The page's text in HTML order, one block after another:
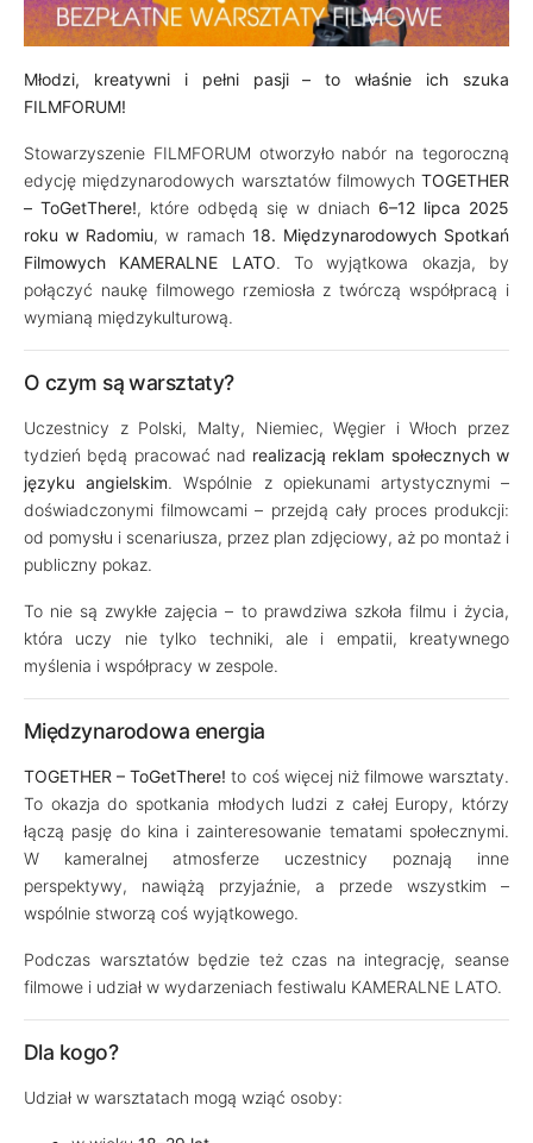
Młodzi, kreatywni i pełni pasji – to właśnie ich szuka
FILMFORUM!
Stowarzyszenie FILMFORUM otworzyło nabór na tegoroczną
edycję międzynarodowych warsztatów filmowych TOGETHER
– ToGetThere!, które odbędą się w dniach 6–12 lipca 2025
roku w Radomiu, w ramach 18. Międzynarodowych Spotkań
Filmowych KAMERALNE LATO. To wyjątkowa okazja, by
połączyć naukę filmowego rzemiosła z twórczą współpracą i
wymianą międzykulturową.
O czym są warsztaty?
Uczestnicy z Polski, Malty, Niemiec, Węgier i Włoch przez
tydzień będą pracować nad realizacją reklam społecznych w
języku angielskim. Wspólnie z opiekunami artystycznymi –
doświadczonymi filmowcami – przejdą cały proces produkcji:
od pomysłu i scenariusza, przez plan zdjęciowy, aż po montaż i
publiczny pokaz.
To nie są zwykłe zajęcia – to prawdziwa szkoła filmu i życia,
która uczy nie tylko techniki, ale i empatii, kreatywnego
myślenia i współpracy w zespole.
Międzynarodowa energia
TOGETHER – ToGetThere! to coś więcej niż filmowe warsztaty.
To okazja do spotkania młodych ludzi z całej Europy, którzy
łączą pasję do kina i zainteresowanie tematami społecznymi.
W kameralnej atmosferze uczestnicy poznają inne
perspektywy, nawiążą przyjaźnie, a przede wszystkim –
wspólnie stworzą coś wyjątkowego.
Podczas warsztatów będzie też czas na integrację, seanse
filmowe i udział w wydarzeniach festiwalu KAMERALNE LATO.
Dla kogo?
Udział w warsztatach mogą wziąć osoby: